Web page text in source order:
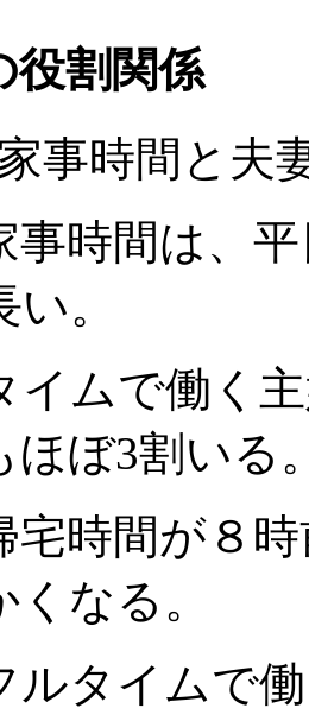
役割関係
家事時間と夫
事時間は、
。
イムで働く
ほぼ3割いる
宅時間が８
なる。
ルタイムで